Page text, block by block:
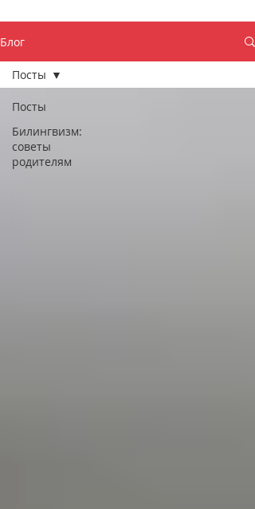
Блог
Посты
Билингвизм:
советы
родителям
Посты